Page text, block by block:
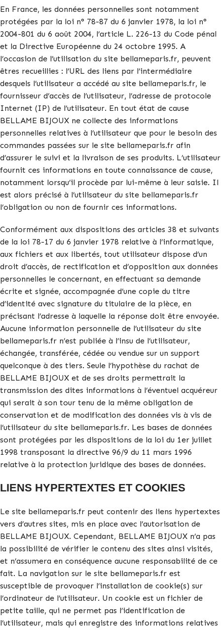
En France, les données personnelles sont notamment
protégées par la loi n° 78-87 du 6 janvier 1978, la loi n°
2004-801 du 6 août 2004, l’article L. 226-13 du Code pénal
et la Directive Européenne du 24 octobre 1995. A
l’occasion de l’utilisation du site bellameparis.fr, peuvent
êtres recueillies : l’URL des liens par l’intermédiaire
desquels l’utilisateur a accédé au site bellameparis.fr, le
fournisseur d’accès de l’utilisateur, l’adresse de protocole
Internet (IP) de l’utilisateur. En tout état de cause
BELLAME BIJOUX ne collecte des informations
personnelles relatives à l’utilisateur que pour le besoin des
commandes passées sur le site bellameparis.fr afin
d’assurer le suivi et la livraison de ses produits. L’utilisateur
fournit ces informations en toute connaissance de cause,
notamment lorsqu’il procède par lui-même à leur saisie. Il
est alors précisé à l’utilisateur du site bellameparis.fr
l’obligation ou non de fournir ces informations.
Conformément aux dispositions des articles 38 et suivants
de la loi 78-17 du 6 janvier 1978 relative à l’informatique,
aux fichiers et aux libertés, tout utilisateur dispose d’un
droit d’accès, de rectification et d’opposition aux données
personnelles le concernant, en effectuant sa demande
écrite et signée, accompagnée d’une copie du titre
d’identité avec signature du titulaire de la pièce, en
précisant l’adresse à laquelle la réponse doit être envoyée.
Aucune information personnelle de l’utilisateur du site
bellameparis.fr n’est publiée à l’insu de l’utilisateur,
échangée, transférée, cédée ou vendue sur un support
quelconque à des tiers. Seule l’hypothèse du rachat de
BELLAME BIJOUX et de ses droits permettrait la
transmission des dites informations à l’éventuel acquéreur
qui serait à son tour tenu de la même obligation de
conservation et de modification des données vis à vis de
l’utilisateur du site bellameparis.fr. Les bases de données
sont protégées par les dispositions de la loi du 1er juillet
1998 transposant la directive 96/9 du 11 mars 1996
relative à la protection juridique des bases de données.
LIENS HYPERTEXTES ET COOKIES
Le site bellameparis.fr peut contenir des liens hypertextes
vers d’autres sites, mis en place avec l’autorisation de
BELLAME BIJOUX. Cependant, BELLAME BIJOUX n’a pas
la possibilité de vérifier le contenu des sites ainsi visités,
et n’assumera en conséquence aucune responsabilité de ce
fait. La navigation sur le site bellameparis.fr est
susceptible de provoquer l’installation de cookie(s) sur
l’ordinateur de l’utilisateur. Un cookie est un fichier de
petite taille, qui ne permet pas l’identification de
l’utilisateur, mais qui enregistre des informations relatives